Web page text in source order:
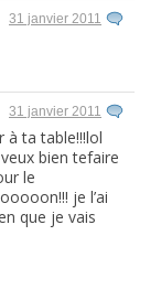
31 janvier 2011
31 janvier 2011
à ta table!!!lol
bien tefaire
le
je l’ai
que je vais